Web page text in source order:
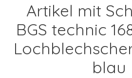
Artikel mit
BGS technic
blau